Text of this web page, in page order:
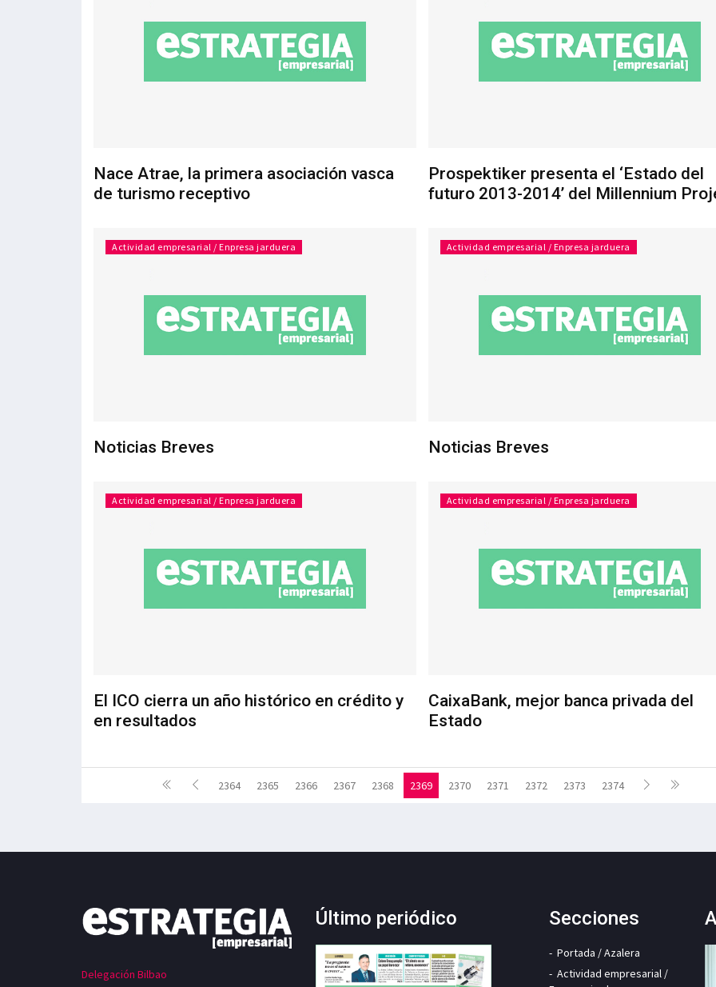
Nace Atrae, la primera asociación vasca
de turismo receptivo
Prospektiker presenta el ‘Estado del
futuro 2013-2014’ del Millennium
Actividad empresarial / Enpresa jarduera
Noticias Breves
Actividad empresarial / Enpresa jarduera
Noticias Breves
Actividad empresarial / Enpresa jarduera
El ICO cierra un año histórico en crédito y
en resultados
Actividad empresarial / Enpresa jarduera
CaixaBank, mejor banca privada del
Estado
2364 2365 2366 2367 2368 2369 2370 2371 2372 2373 2374
Delegación Bilbao
Último periódico Secciones
Portada / Azalera
Actividad empresarial /